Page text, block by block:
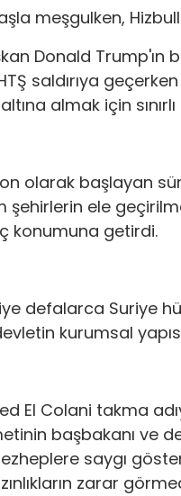
meşgulken,
Donald
saldırıya
almak için
olarak başlayan
şehirlerin ele
konumuna getirdi.
defalarca Suriye
kurumsal
El Colani takma
başbakanı ve
saygı
zarar